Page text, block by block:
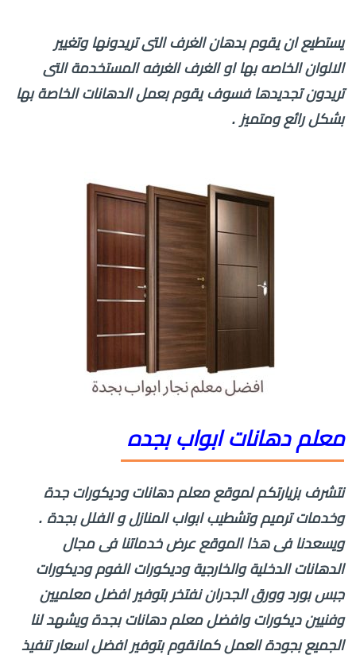
يستطيع ان يقوم بدهان الغرف التى تريدونها وتغيير
الالوان الخاصه بها او الغرف الغرفه المستخدمة التى
تريدون تجديدها فسوف يقوم بعمل الدهانات الخاصة بها
بشكل رائع ومتميز .
معلم دهانات ابواب بجده
نتشرف بزيارتكم لموقع معلم دهانات وديكورات جدة
وخدمات ترميم وتشطيب ابواب المنازل و الفلل بجدة .
ويسعدنا فى هذا الموقع عرض خدماتنا فى مجال
الدهانات الدخلية والخارجية وديكورات الفوم وديكورات
جبس بورد وورق الجدران نفتخر بتوفير افضل معلميين
وفنيين ديكورات وافضل معلم دهانات بجدة ويشهد لنا
الجميع بجودة العمل كمانقوم بتوفير افضل اسعار تنفيذ